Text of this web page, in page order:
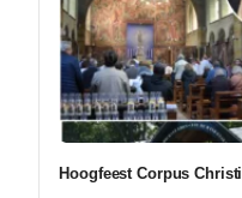
Hoogfeest Corpus Christi